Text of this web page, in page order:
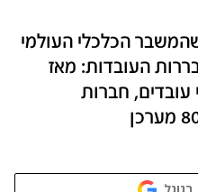
הכלכלי העולמי
העובדות: מאז
עובדים, חברות